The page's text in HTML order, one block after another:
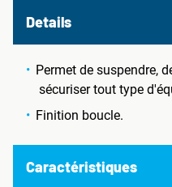
Details
Permet de suspendre,
sécuriser tout type
Finition boucle.
Caractéristiques